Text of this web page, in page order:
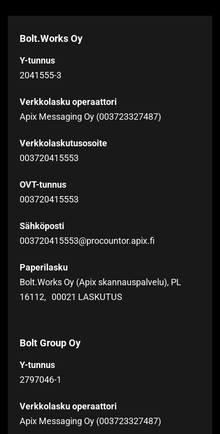
Bolt.Works Oy
Y-tunnus
2041555-3
Verkkolasku operaattori
Apix Messaging Oy (003723327487)
Verkkolaskutusosoite
003720415553
OVT-tunnus
003720415553
Sähköposti
003720415553@procountor.apix.fi
Paperilasku
Bolt.Works Oy (Apix skannauspalvelu), PL
16112, 00021 LASKUTUS
Bolt Group Oy
Y-tunnus
2797046-1
Verkkolasku operaattori
Apix Messaging Oy (003723327487)